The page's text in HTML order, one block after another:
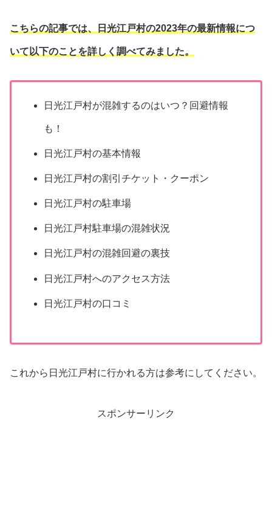
こちらの記事では、日光江戸村の2023年の最新情報につ
いて以下のことを詳しく調べてみました。
日光江戸村が混雑するのはいつ？回避情報
も！
日光江戸村の基本情報
日光江戸村の割引チケット・クーポン
日光江戸村の駐車場
日光江戸村駐車場の混雑状況
日光江戸村の混雑回避の裏技
日光江戸村へのアクセス方法
日光江戸村の口コミ
これから日光江戸村に行かれる方は参考にしてください。
スポンサーリンク